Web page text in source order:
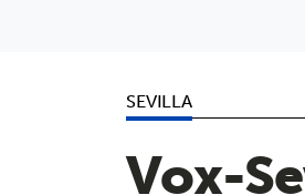
SEVILLA
Vox-